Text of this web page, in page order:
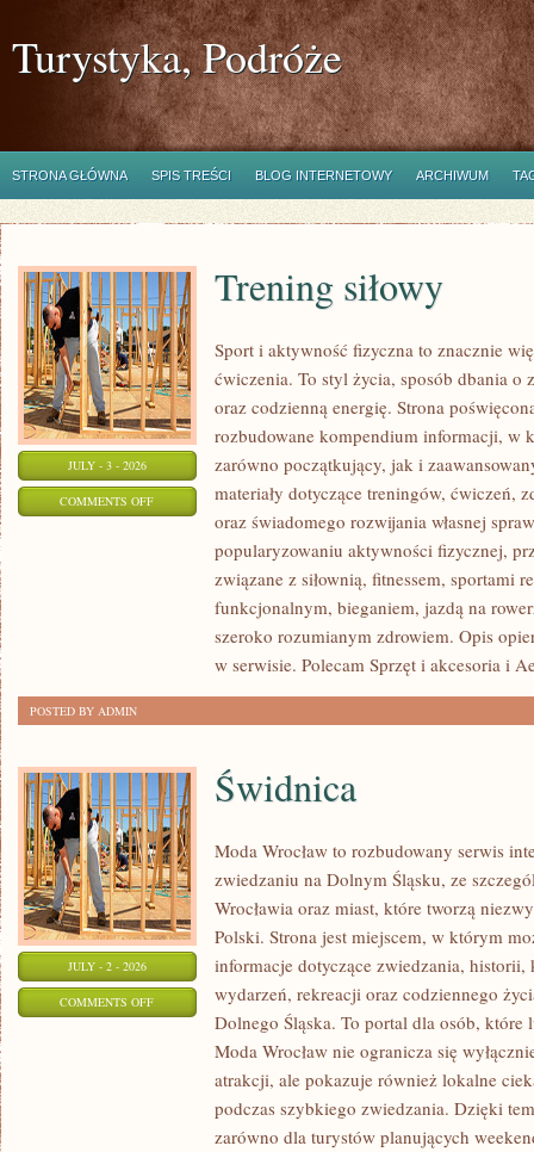
Turystyka, Podróże
STRONA GŁÓWNA SPIS TREŚCI BLOG INTERNETOWY ARCHIWUM
JULY - 3 - 2026
COMMENTS OFFON
Trening siłowy
Sport i aktywność fizyczna to znacznie
ćwiczenia. To styl życia, sposób dbania o
oraz codzienną energię. Strona
rozbudowane kompendium informacji, w
zarówno początkujący, jak i
materiały dotyczące treningów, ćwiczeń,
oraz świadomego rozwijania własnej
popularyzowaniu aktywności fizycznej,
związane z siłownią, fitnessem, sportami
funkcjonalnym, bieganiem, jazdą na
szeroko rozumianym zdrowiem. Opis
w serwisie. Polecam Sprzęt i akcesoria i
POSTED BY ADMIN
JULY - 2 - 2026
COMMENTS OFFON
Świdnica
Moda Wrocław to rozbudowany serwis
zwiedzaniu na Dolnym Śląsku, ze
Wrocławia oraz miast, które tworzą
Polski. Strona jest miejscem, w którym
informacje dotyczące zwiedzania,
wydarzeń, rekreacji oraz codziennego
Dolnego Śląska. To portal dla osób, które
Moda Wrocław nie ogranicza się
atrakcji, ale pokazuje również lokalne
podczas szybkiego zwiedzania. Dzięki
zarówno dla turystów planujących